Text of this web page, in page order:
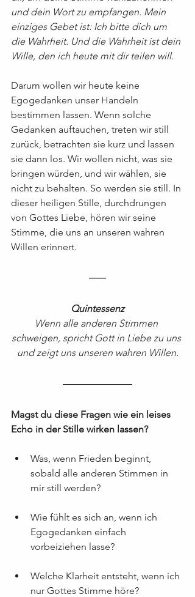
und dein Wort zu empfangen. Mein
einziges Gebet ist: Ich bitte dich um
die Wahrheit. Und die Wahrheit ist dein
Wille, den ich heute mit dir teilen will.
Darum wollen wir heute keine
Egogedanken unser Handeln
bestimmen lassen. Wenn solche
Gedanken auftauchen, treten wir still
zurück, betrachten sie kurz und lassen
sie dann los. Wir wollen nicht, was sie
bringen würden, und wir wählen, sie
nicht zu behalten. So werden sie still. In
dieser heiligen Stille, durchdrungen
von Gottes Liebe, hören wir seine
Stimme, die uns an unseren wahren
Willen erinnert.
Quintessenz
Wenn alle anderen Stimmen
schweigen, spricht Gott in Liebe zu uns
und zeigt uns unseren wahren Willen.
Magst du diese Fragen wie ein leises
Echo in der Stille wirken lassen?
Was, wenn Frieden beginnt,
sobald alle anderen Stimmen in
mir still werden?
Wie fühlt es sich an, wenn ich
Egogedanken einfach
vorbeiziehen lasse?
Welche Klarheit entsteht, wenn ich
nur Gottes Stimme höre?